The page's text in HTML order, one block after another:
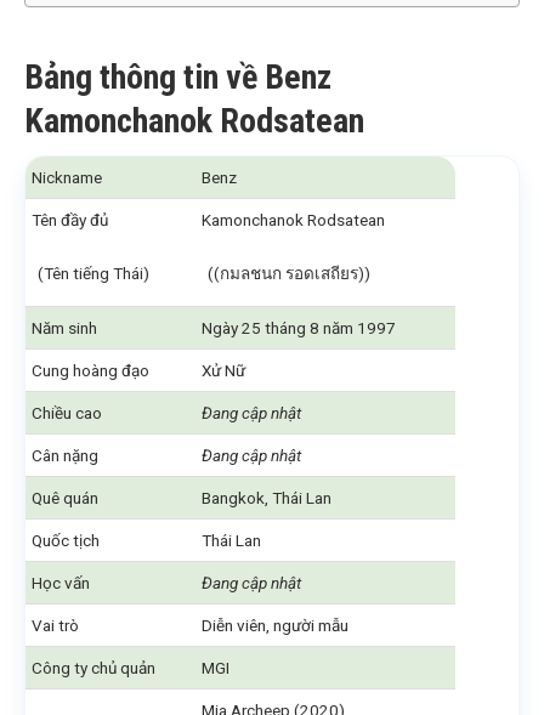
Bảng thông tin về Benz
Kamonchanok Rodsatean
Nickname Benz
Tên đầy đủ
(Tên tiếng Thái)
Kamonchanok Rodsatean
((กมลชนก รอดเสถียร))
Năm sinh Ngày 25 tháng 8 năm 1997
Cung hoàng đạo Xử Nữ
Chiều cao Đang cập nhật
Cân nặng Đang cập nhật
Quê quán Bangkok, Thái Lan
Quốc tịch Thái Lan
Học vấn Đang cập nhật
Vai trò Diễn viên, người mẫu
Công ty chủ quản MGI
Mia Archeep (2020)